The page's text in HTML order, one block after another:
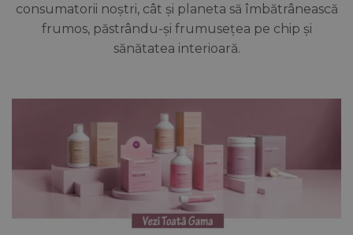
consumatorii noștri, cât și planeta să îmbătrânească
frumos, păstrându-și frumusețea pe chip și
sănătatea interioară.